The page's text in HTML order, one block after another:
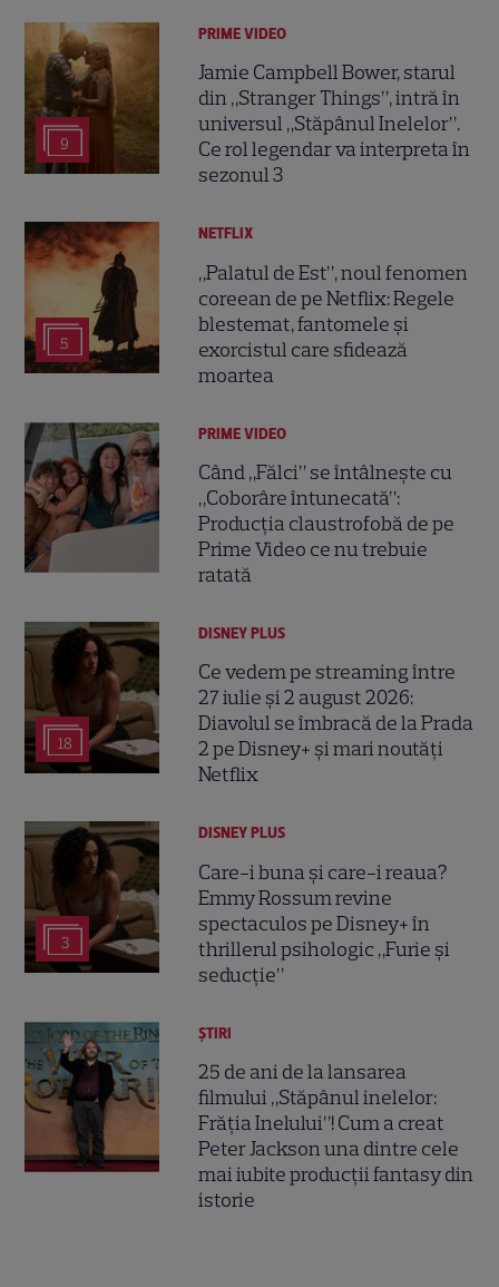
9
PRIME VIDEO
Jamie Campbell Bower, starul
din „Stranger Things”, intră în
universul „Stăpânul Inelelor”.
Ce rol legendar va interpreta în
sezonul 3
5
NETFLIX
„Palatul de Est”, noul fenomen
coreean de pe Netflix: Regele
blestemat, fantomele și
exorcistul care sfidează
moartea
PRIME VIDEO
Când „Fălci” se întâlnește cu
„Coborâre întunecată”:
Producția claustrofobă de pe
Prime Video ce nu trebuie
ratată
18
DISNEY PLUS
Ce vedem pe streaming între
27 iulie și 2 august 2026:
Diavolul se îmbracă de la Prada
2 pe Disney+ și mari noutăți
Netflix
3
DISNEY PLUS
Care-i buna și care-i reaua?
Emmy Rossum revine
spectaculos pe Disney+ în
thrillerul psihologic „Furie și
seducție”
ȘTIRI
25 de ani de la lansarea
filmului „Stăpânul inelelor:
Frăția Inelului”! Cum a creat
Peter Jackson una dintre cele
mai iubite producții fantasy din
istorie